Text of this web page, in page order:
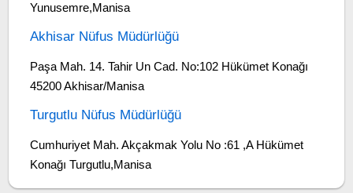
Yunusemre,Manisa
Akhisar Nüfus Müdürlüğü
Paşa Mah. 14. Tahir Un Cad. No:102 Hükümet Konağı
45200 Akhisar/Manisa
Turgutlu Nüfus Müdürlüğü
Cumhuriyet Mah. Akçakmak Yolu No :61 ,A Hükümet
Konağı Turgutlu,Manisa